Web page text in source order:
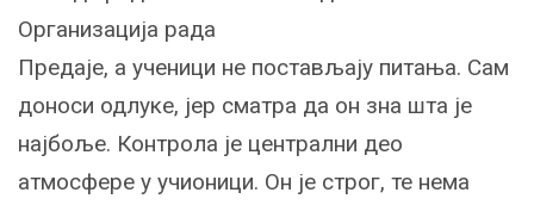
Организација рада
Предаје, а ученици не постављају питања. Сам
доноси одлуке, јер сматра да он зна шта је
најбоље. Контрола је централни део
атмосфере у учионици. Он је строг, те нема